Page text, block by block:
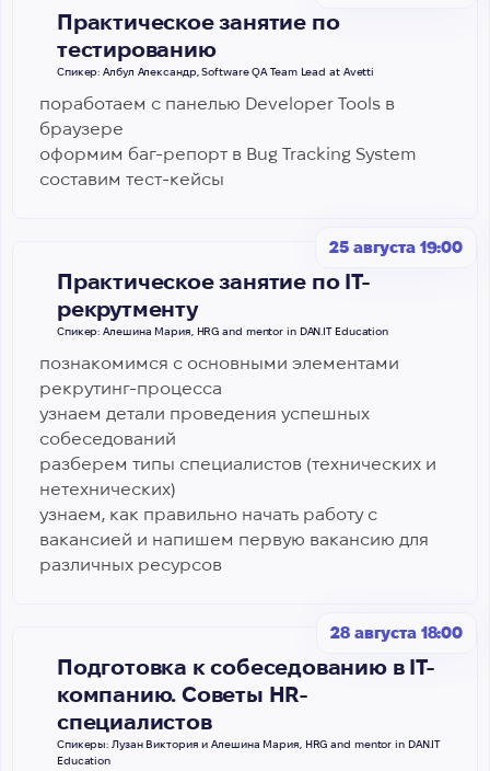
Практическое занятие по
тестированию
Спикер: Албул Александр, Software QA Team Lead at Avetti
поработаем с панелью Developer Tools в
браузере
оформим баг-репорт в Bug Tracking System
составим тест-кейсы
25 августа 19:00
Практическое занятие по IТ-
рекрутменту
Спикер: Алешина Мария, HRG and mentor in DAN.IT Education
познакомимся с основными элементами
рекрутинг-процесса
узнаем детали проведения успешных
собеседований
разберем типы специалистов (технических и
нетехнических)
узнаем, как правильно начать работу с
вакансией и напишем первую вакансию для
различных ресурсов
28 августа 18:00
Подготовка к собеседованию в IТ-
компанию. Советы HR-
специалистов
Спикеры: Лузан Виктория и Алешина Мария, HRG and mentor in DAN.IT
Education